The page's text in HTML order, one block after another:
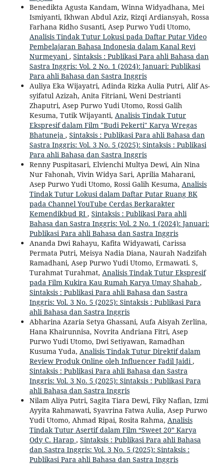
Benedikta Agusta Kandam, Winna Widyadhana, Mei
Ismiyanti, Ikhwan Abdul Aziz, Rizqi Ardiansyah, Rossa
Farhana Ridho Susanti, Asep Purwo Yudi Utomo,
Analisis Tindak Tutur Lokusi pada Daftar Putar Video
Pembelajaran Bahasa Indonesia dalam Kanal Revi
Nurmeyani, Sintaksis : Publikasi Para ahli Bahasa dan
Sastra Inggris: Vol. 2 No. 1 (2024): Januari: Publikasi
Para ahli Bahasa dan Sastra Inggris
Auliya Eka Wijayatri, Adinda Rizka Aulia Putri, Alif As-
syifatul Azizah, Anita Fitriani, Weni Destrianti
Zhaputri, Asep Purwo Yudi Utomo, Rossi Galih
Kesuma, Tutik Wijayanti, Analisis Tindak Tutur
Ekspresif dalam Film "Budi Pekerti" Karya Wregas
Bhatuneja , Sintaksis : Publikasi Para ahli Bahasa dan
Sastra Inggris: Vol. 3 No. 5 (2025): Sintaksis : Publikasi
Para ahli Bahasa dan Sastra Inggris
Renny Puspitasari, Elvienchi Multya Dewi, Ain Nina
Nur Fahonah, Vivin Widya Sari, Aprilia Maharani,
Asep Purwo Yudi Utomo, Rossi Galih Kesuma, Analisis
Tindak Tutur Lokusi dalam Daftar Putar Ruang BK
pada Channel YouTube Cerdas Berkarakter
Kemendikbud RI , Sintaksis : Publikasi Para ahli
Bahasa dan Sastra Inggris: Vol. 2 No. 1 (2024): Januari:
Publikasi Para ahli Bahasa dan Sastra Inggris
Ananda Dwi Rahayu, Kafita Widyawati, Carissa
Permata Putri, Meisya Nadia Diana, Naurah Nadzifah
Ramadhani, Asep Purwo Yudi Utomo, Ermawati. S,
Turahmat Turahmat, Analisis Tindak Tutur Ekspresif
pada Film Kukira Kau Rumah Karya Umay Shahab ,
Sintaksis : Publikasi Para ahli Bahasa dan Sastra
Inggris: Vol. 3 No. 5 (2025): Sintaksis : Publikasi Para
ahli Bahasa dan Sastra Inggris
Abharina Azaria Setya Ghassani, Aufa Aisyah Zerlina,
Hana Khairunnisa, Novrita Andriana Fitri, Asep
Purwo Yudi Utomo, Dwi Setiyawan, Ramadhan
Kusuma Yuda, Analisis Tindak Tutur Direktif dalam
Review Produk Online oleh Influencer Fadil Jaidi,
Sintaksis : Publikasi Para ahli Bahasa dan Sastra
Inggris: Vol. 3 No. 5 (2025): Sintaksis : Publikasi Para
ahli Bahasa dan Sastra Inggris
Nilam Aliya Putri, Sagita Tiara Dewi, Fiky Nafian, Izmi
Ayyita Rahmawati, Syavrina Fatwa Aulia, Asep Purwo
Yudi Utomo, Ahmad Ripai, Rosita Rahma, Analisis
Tindak Tutur Asertif dalam Film “Sweet 20” Karya
Ody C. Harap , Sintaksis : Publikasi Para ahli Bahasa
dan Sastra Inggris: Vol. 3 No. 5 (2025): Sintaksis :
Publikasi Para ahli Bahasa dan Sastra Inggris